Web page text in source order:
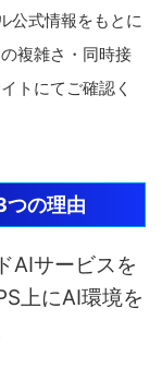
公式情報をもとに
複雑さ・同時接
トにてご確認く
つの理由
AIサービスを
上にAI環境を